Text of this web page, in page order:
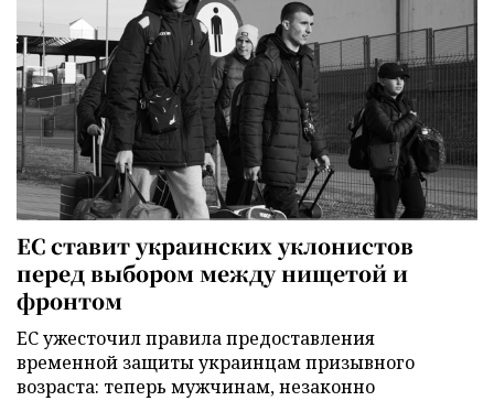
ЕС ставит украинских уклонистов
перед выбором между нищетой и
фронтом
ЕС ужесточил правила предоставления
временной защиты украинцам призывного
возраста: теперь мужчинам, незаконно